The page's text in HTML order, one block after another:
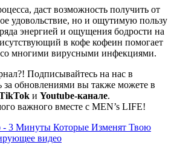
даст возможность получить от
удовольствие, но и ощутимую пользу
энергией и ощущения бодрости на
в кофе кофеин помогает
со многими вирусными инфекциями.
Подписывайтесь на нас в
за обновлениями вы также можете в
и Youtube-канале.
важного вместе с MEN’s LIFE!
- 3 Минуты Которые Изменят Твою
видео